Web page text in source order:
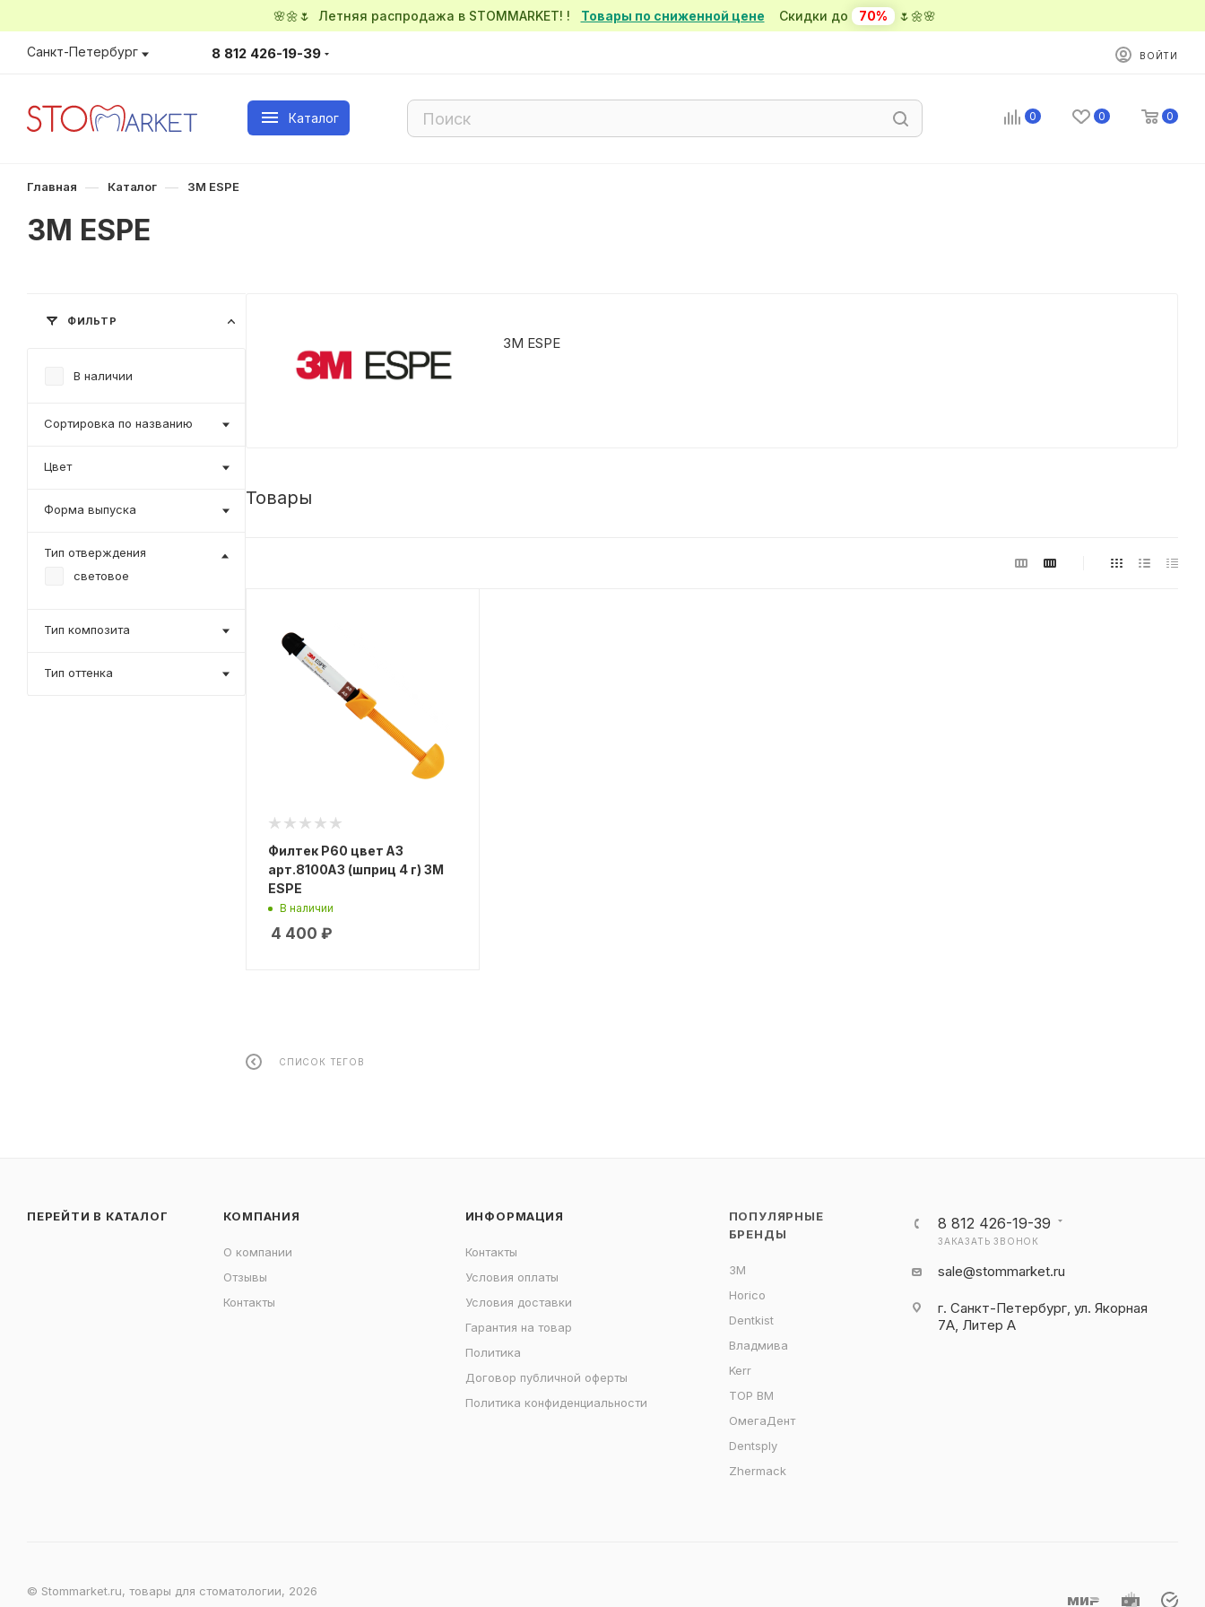
🌸🌼🌷 Летняя распродажа в STOMMARKET! ! Товары по сниженной цене Скидки до 70% 🌷🌼🌸
Санкт-Петербург 8 812 426-19-39 ВОЙТИ
Каталог 0 0 0
Главная — Каталог — 3M ESPE
3M ESPE
3M ESPE
Товары
Филтек P60 цвет A3
арт.8100A3 (шприц 4 г) 3M
ESPE
В наличии
4 400 ₽
СПИСОК ТЕГОВ
ФИЛЬТР
В наличии
Сортировка по названию
Цвет
Форма выпуска
Тип отверждения
световое
Тип композита
Тип оттенка
ПЕРЕЙТИ В КАТАЛОГ КОМПАНИЯ
О компании
Отзывы
Контакты
ИНФОРМАЦИЯ
Контакты
Условия оплаты
Условия доставки
Гарантия на товар
Политика
Договор публичной оферты
Политика конфиденциальности
ПОПУЛЯРНЫЕ
БРЕНДЫ
3M
Horico
Dentkist
Владмива
Kerr
ТОР ВМ
ОмегаДент
Dentsply
Zhermack
8 812 426-19-39
ЗАКАЗАТЬ ЗВОНОК
sale@stommarket.ru
г. Cанкт-Петербург, ул. Якорная
7А, Литер А
© Stommarket.ru, товары для стоматологии, 2026